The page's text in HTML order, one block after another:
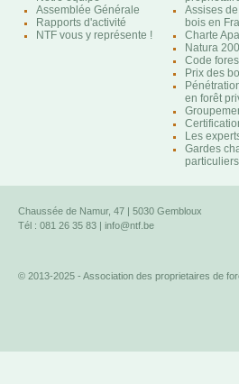
Assemblée Générale
Rapports d'activité
NTF vous y représente !
Assises
bois en
Charte
Natura
Code
Prix des
en forêt
Les
Gardes
particuliers
Chaussée de Namur, 47 | 5030 Gembloux
Tél : 081 26 35 83 | info@ntf.be
© 2013-2025 - Association des proprietaires de